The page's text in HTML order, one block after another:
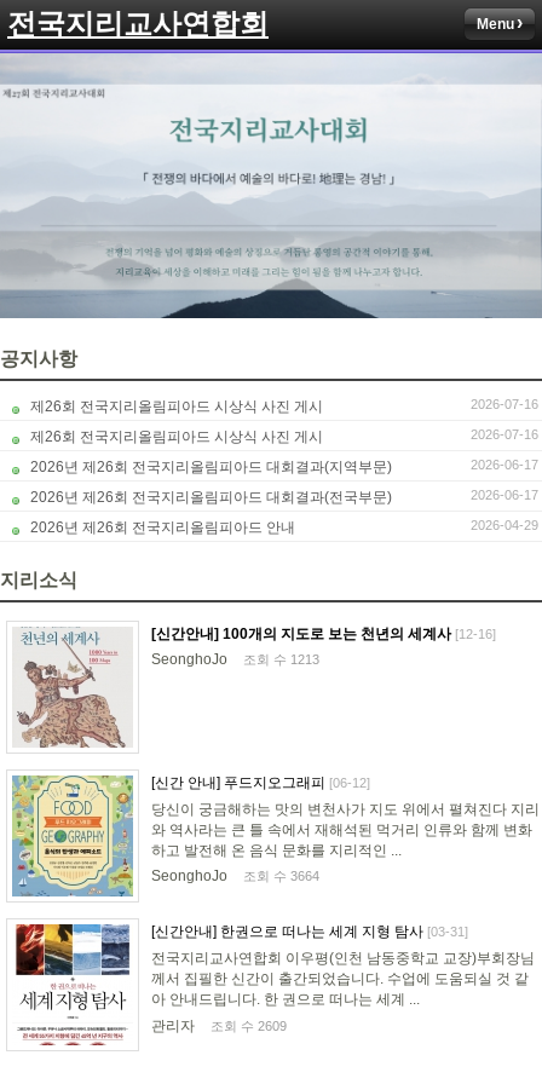
전국지리교사연합회 Menu
공지사항
제26회 전국지리올림피아드 시상식 사진 게시 2026-07-16
제26회 전국지리올림피아드 시상식 사진 게시 2026-07-16
2026년 제26회 전국지리올림피아드 대회결과(지역부문) 2026-06-17
2026년 제26회 전국지리올림피아드 대회결과(전국부문) 2026-06-17
2026년 제26회 전국지리올림피아드 안내 2026-04-29
지리소식
[신간안내] 100개의 지도로 보는 천년의 세계사 [12-16]
SeonghoJo 조회 수 1213
[신간 안내] 푸드지오그래피 [06-12]
당신이 궁금해하는 맛의 변천사가 지도 위에서 펼쳐진다 지리
와 역사라는 큰 틀 속에서 재해석된 먹거리 인류와 함께 변화
하고 발전해 온 음식 문화를 지리적인 ...
SeonghoJo
조회 수 3664
[신간안내] 한권으로 떠나는 세계 지형 탐사 [03-31]
전국지리교사연합회 이우평(인천 남동중학교 교장)부회장님
께서 집필한 신간이 출간되었습니다. 수업에 도움되실 것 같
아 안내드립니다. 한 권으로 떠나는 세계 ...
관리자
조회 수 2609